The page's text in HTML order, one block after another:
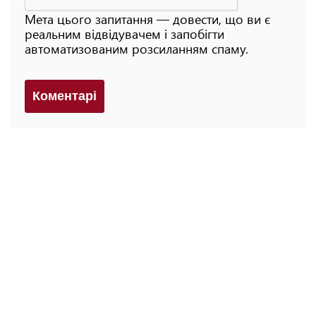
Мета цього запитання — довести, що ви є
реальним відвідувачем і запобігти
автоматизованим розсиланням спаму.
Коментарi